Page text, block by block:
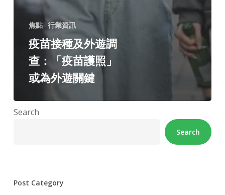
焦點 行業資訊
疫苗接種及外遊調
查：「疫苗護照」
或為外遊關鍵
Search
Search
Post Category